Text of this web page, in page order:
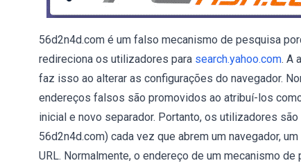
56d2n4d.com é um falso mecanismo de pesquisa
redireciona os utilizadores para search.yahoo.com. A
faz isso ao alterar as configurações do navegador.
endereços falsos são promovidos ao atribuí-los
inicial e novo separador. Portanto, os utilizadores
56d2n4d.com) cada vez que abrem um navegador,
URL. Normalmente, o endereço de um mecanismo